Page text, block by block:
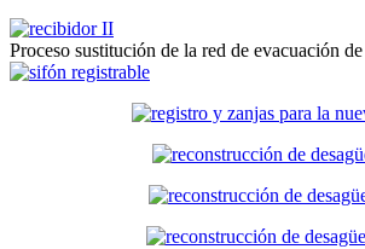
Proceso sustitución de la red de evacuación de